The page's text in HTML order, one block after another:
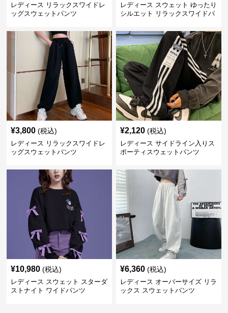
レディース リラックスワイドレ
ッグスウェットパンツ
レディース スウェット ゆったり
シルエット リラックスワイドパ
¥3,800 (税込)
レディース リラックスワイドレ
ッグスウェットパンツ
¥2,120 (税込)
レディース サイドライン入りス
ポーティスウェットパンツ
¥10,980 (税込)
レディース スウェット スターダ
ストナイト ワイドパンツ
¥6,360 (税込)
レディース オーバーサイズ リラ
ックス スウェットパンツ